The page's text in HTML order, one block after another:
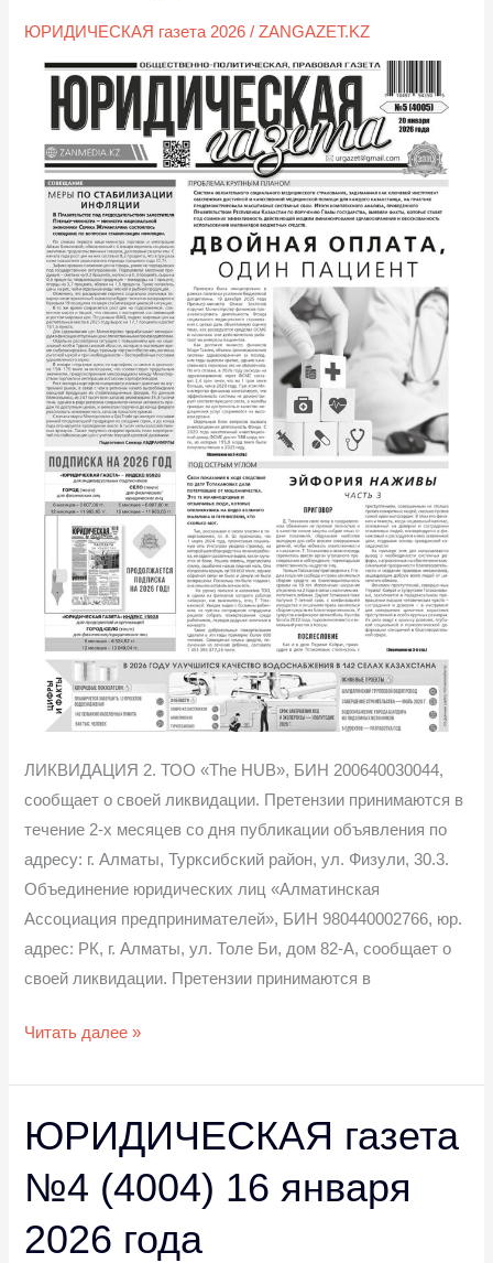
ЮРИДИЧЕСКАЯ газета 2026 /ZANGAZET.KZ
ЛИКВИДАЦИЯ 2. ТОО «The HUB», БИН 200640030044,
сообщает о своей ликвидации. Претензии принимаются в
течение 2-х месяцев со дня публикации объявления по
адресу: г. Алматы, Турксибский район, ул. Физули, 30.3.
Объединение юридических лиц «Алматинская
Ассоциация предпринимателей», БИН 980440002766, юр.
адрес: РК, г. Алматы, ул. Толе Би, дом 82-А, сообщает о
своей ликвидации. Претензии принимаются в
2026
года
Читать далее »
ЮРИДИЧЕСКАЯ газета
№4 (4004) 16 января
2026 года
ЮРИДИЧЕСКАЯ
газета
№4
16